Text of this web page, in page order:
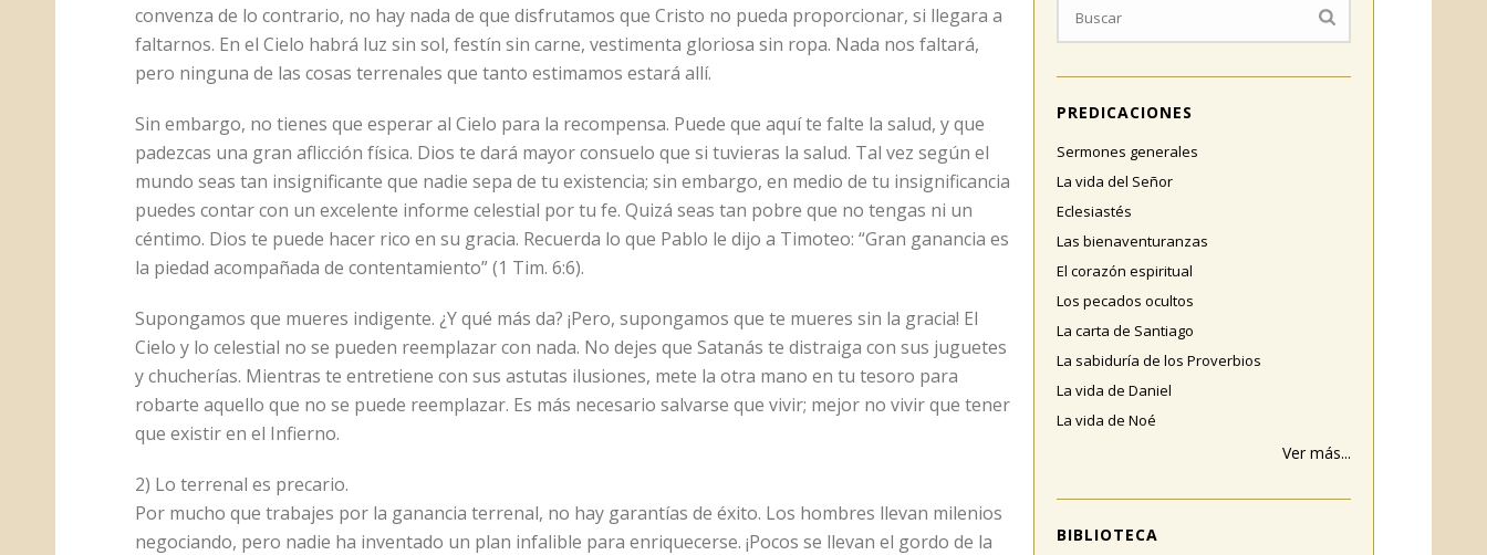
convenza de lo contrario, no hay nada de que disfrutamos que Cristo no pueda proporcionar, si llegara a
faltarnos. En el Cielo habrá luz sin sol, festín sin carne, vestimenta gloriosa sin ropa. Nada nos faltará,
pero ninguna de las cosas terrenales que tanto estimamos estará allí.
Sin embargo, no tienes que esperar al Cielo para la recompensa. Puede que aquí te falte la salud, y que
padezcas una gran aflicción física. Dios te dará mayor consuelo que si tuvieras la salud. Tal vez según el
mundo seas tan insignificante que nadie sepa de tu existencia; sin embargo, en medio de tu insignificancia
puedes contar con un excelente informe celestial por tu fe. Quizá seas tan pobre que no tengas ni un
céntimo. Dios te puede hacer rico en su gracia. Recuerda lo que Pablo le dijo a Timoteo: “Gran ganancia es
la piedad acompañada de contentamiento” (1 Tim. 6:6).
Supongamos que mueres indigente. ¿Y qué más da? ¡Pero, supongamos que te mueres sin la gracia! El
Cielo y lo celestial no se pueden reemplazar con nada. No dejes que Satanás te distraiga con sus juguetes
y chucherías. Mientras te entretiene con sus astutas ilusiones, mete la otra mano en tu tesoro para
robarte aquello que no se puede reemplazar. Es más necesario salvarse que vivir; mejor no vivir que tener
que existir en el Infierno.
2) Lo terrenal es precario.
Por mucho que trabajes por la ganancia terrenal, no hay garantías de éxito. Los hombres llevan milenios
negociando, pero nadie ha inventado un plan infalible para enriquecerse. ¡Pocos se llevan el gordo de la
PREDICACIONES
Sermones generales
La vida del Señor
Eclesiastés
Las bienaventuranzas
El corazón espiritual
Los pecados ocultos
La carta de Santiago
La sabiduría de los Proverbios
La vida de Daniel
La vida de Noé
Ver más...
BIBLIOTECA